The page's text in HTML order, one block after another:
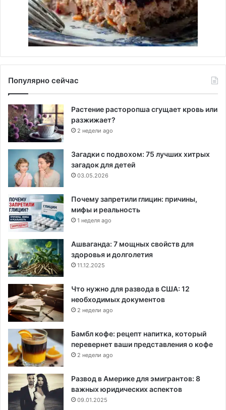
Популярно сейчас
Растение расторопша сгущает кровь или
разжижает?
2 недели ago
Загадки с подвохом: 75 лучших хитрых
загадок для детей
03.05.2026
Почему запретили глицин: причины,
мифы и реальность
1 неделя ago
Ашваганда: 7 мощных свойств для
здоровья и долголетия
11.12.2025
Что нужно для развода в США: 12
необходимых документов
2 недели ago
Бамбл кофе: рецепт напитка, который
перевернет ваши представления о кофе
2 недели ago
Развод в Америке для эмигрантов: 8
важных юридических аспектов
09.01.2025